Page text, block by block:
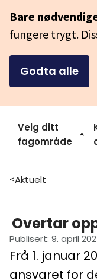
Bare
fungere trygt.
Godta alle
Velg ditt
fagområde
>Aktuelt
Overtar
Publisert: 9. april
Frå 1. januar
ansvaret for